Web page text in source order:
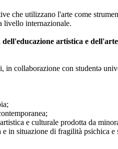
che utilizzano l'arte come
livello internazionale.
artistica e
collaborazione con studentə
e culturale prodotta da
in situazione di fragilità psichica